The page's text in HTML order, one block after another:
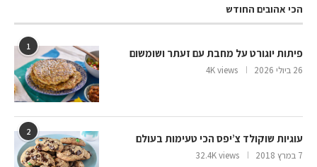
הכי אהובים החודש
1
פיתות יוגורט על מחבת עם זעתר ושומשום
26 ביולי 2026 4K views
2
עוגיות שוקולד צ’יפס הכי טעימות בעולם
7 במרץ 2018 32.4K views